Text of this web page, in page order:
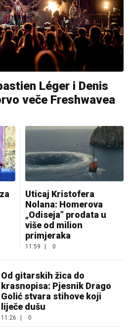
Léger i Denis
veče Freshwavea
Uticaj Kristofera
Nolana: Homerova
„Odiseja” prodata u
više od milion
primjeraka
11:59 0
Od gitarskih žica do
krasnopisa: Pjesnik Drago
Golić stvara stihove koji
liječe dušu
11:26 0